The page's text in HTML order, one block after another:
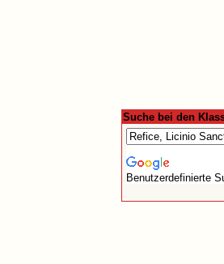
Suche bei den
Benutzerdefinierte